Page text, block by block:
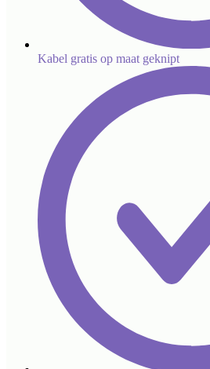
Kabel gratis op maat geknipt